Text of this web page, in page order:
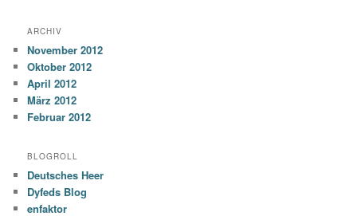
ARCHIV
November 2012
Oktober 2012
April 2012
März 2012
Februar 2012
BLOGROLL
Deutsches Heer
Dyfeds Blog
enfaktor